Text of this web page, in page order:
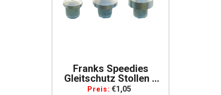
Franks Speedies
Gleitschutz Stollen 8
Mm, Per Stück
Preis: €1,05